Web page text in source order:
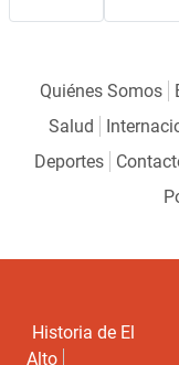
Quiénes Somos
Salud
Deportes
Historia de El
Alto